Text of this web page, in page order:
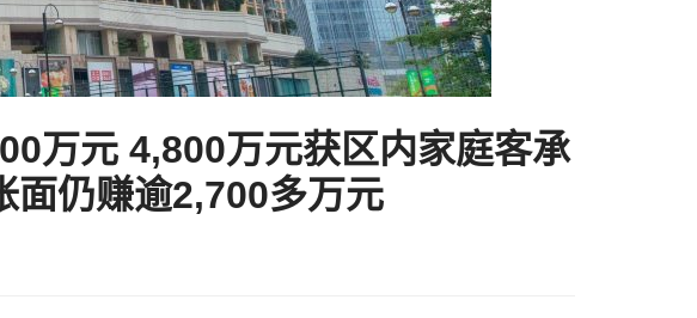
万元 4,800万元获区内家庭客承
面仍赚逾2,700多万元